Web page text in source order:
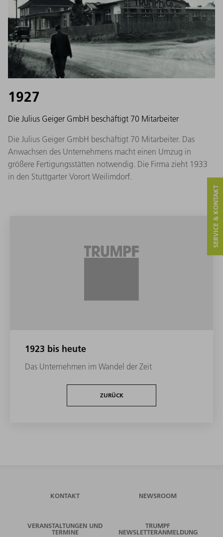
1927
Die Julius Geiger GmbH beschäftigt 70 Mitarbeiter
Die Julius Geiger GmbH beschäftigt 70 Mitarbeiter. Das
Anwachsen des Unternehmens macht einen Umzug in
größere Fertigungsstätten notwendig. Die Firma zieht 1933
in den Stuttgarter Vorort Weilimdorf.
1923 bis heute
Das Unternehmen im Wandel der Zeit
ZURÜCK
SERVICE & KONTAKT
KONTAKT NEWSROOM
VERANSTALTUNGEN UND
TERMINE
TRUMPF
NEWSLETTERANMELDUNG